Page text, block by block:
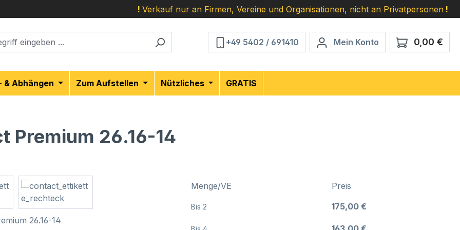
! Verkauf nur an Firmen, Vereine und Organisationen, nicht an Privatpersonen !
+49 5402 / 691410 Mein Konto 0,00 €
& Abhängen Zum Aufstellen Nützliches GRATIS
Premium 26.16-14
Menge/VE Preis
Bis 2 175,00 €